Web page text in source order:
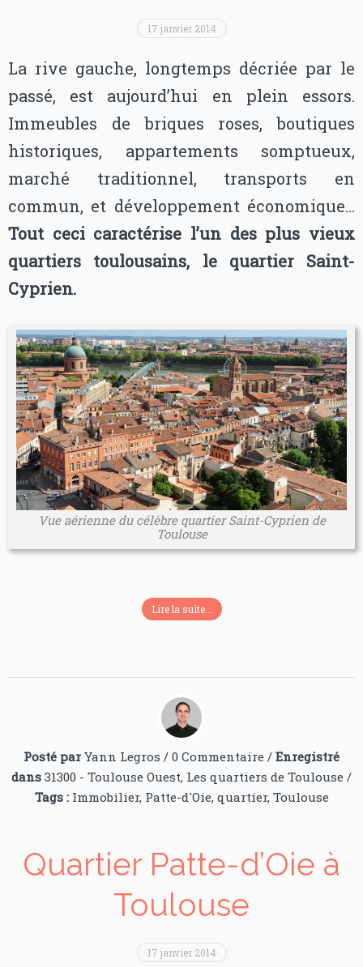
17 janvier 2014
La rive gauche, longtemps décriée par le
passé, est aujourd’hui en plein essors.
Immeubles de briques roses, boutiques
historiques, appartements somptueux,
marché traditionnel, transports en
commun, et développement économique…
Tout ceci caractérise l’un des plus vieux
quartiers toulousains, le quartier Saint-
Cyprien.
Vue aérienne du célèbre quartier Saint-Cyprien de
Toulouse
Lire la suite...
Posté par Yann Legros / 0 Commentaire / Enregistré
dans 31300 - Toulouse Ouest, Les quartiers de Toulouse /
Tags : Immobilier, Patte-d'Oie, quartier, Toulouse
Quartier Patte-d’Oie à
Toulouse
17 janvier 2014